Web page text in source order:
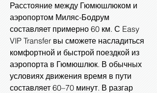
Расстояние между Гюмюшлюком и
аэропортом Миляс-Бодрум
составляет примерно 60 км. С Easy
VIP Transfer вы сможете насладиться
комфортной и быстрой поездкой из
аэропорта в Гюмюшлюк. В обычных
условиях движения время в пути
составляет 60–70 минут. В разгар